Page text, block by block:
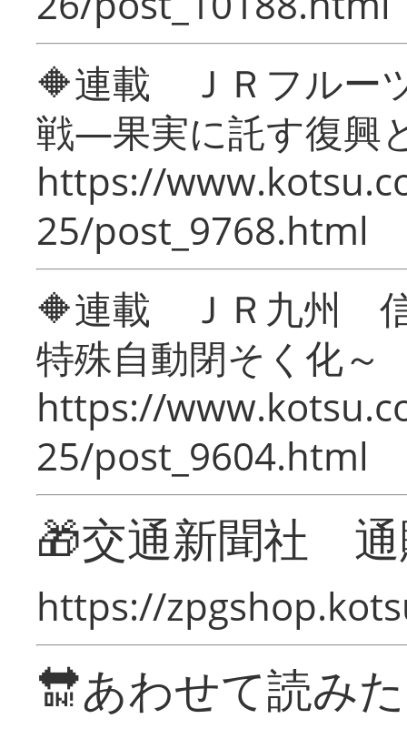
🔶連載 ＪＲフルー
戦―果実に託す復興
https://
25/post_9768.html
🔶連載 ＪＲ九州 信
特殊自動閉そく化～
https://
25/post_9604.html
🎁交通新聞社
https://
🔛あわせて読み